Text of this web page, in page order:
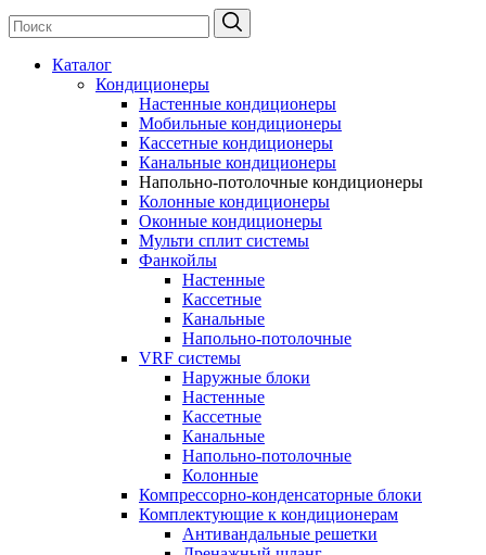
Каталог
Кондиционеры
Настенные кондиционеры
Мобильные кондиционеры
Кассетные кондиционеры
Канальные кондиционеры
Напольно-потолочные кондиционеры
Колонные кондиционеры
Оконные кондиционеры
Мульти сплит системы
Фанкойлы
Настенные
Кассетные
Канальные
Напольно-потолочные
VRF системы
Наружные блоки
Настенные
Кассетные
Канальные
Напольно-потолочные
Колонные
Компрессорно-конденсаторные блоки
Комплектующие к кондиционерам
Антивандальные решетки